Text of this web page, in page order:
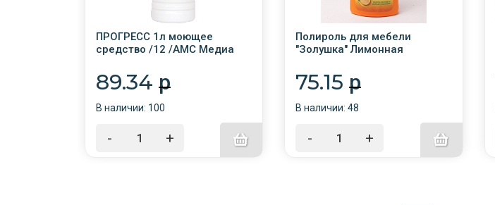
ПРОГРЕСС 1л моющее
средство /12 /АМС Медиа
89.34 p
В наличии: 100
- +
Полироль для мебели
"Золушка" Лимонная
75.15p
В наличии: 48
- +